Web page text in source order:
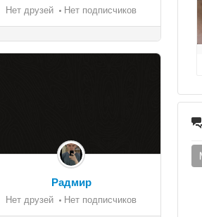
Нет друзей Нет подписчиков
Радмир
Нет друзей Нет подписчиков